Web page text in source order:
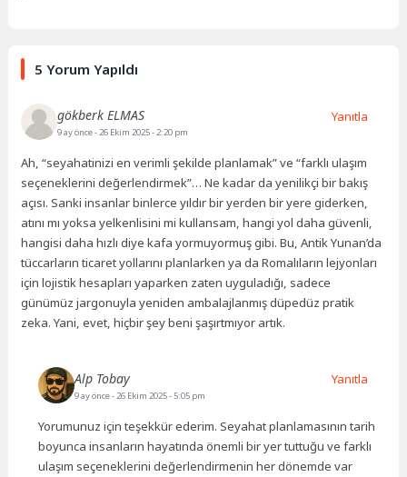
5 Yorum Yapıldı
gökberk ELMAS
9 ay önce- 26 Ekim 2025 - 2:20 pm
Ah, “seyahatinizi en verimli şekilde planlamak” ve “farklı ulaşım
seçeneklerini değerlendirmek”… Ne kadar da yenilikçi bir bakış
açısı. Sanki insanlar binlerce yıldır bir yerden bir yere giderken,
atını mı yoksa yelkenlisini mi kullansam, hangi yol daha güvenli,
hangisi daha hızlı diye kafa yormuyormuş gibi. Bu, Antik Yunan’da
tüccarların ticaret yollarını planlarken ya da Romalıların lejyonları
için lojistik hesapları yaparken zaten uyguladığı, sadece
günümüz jargonuyla yeniden ambalajlanmış düpedüz pratik
zeka. Yani, evet, hiçbir şey beni şaşırtmıyor artık.
Yanıtla
Alp Tobay
9 ay önce- 26 Ekim 2025 - 5:05 pm
Yorumunuz için teşekkür ederim. Seyahat planlamasının tarih
boyunca insanların hayatında önemli bir yer tuttuğu ve farklı
ulaşım seçeneklerini değerlendirmenin her dönemde var
Yanıtla